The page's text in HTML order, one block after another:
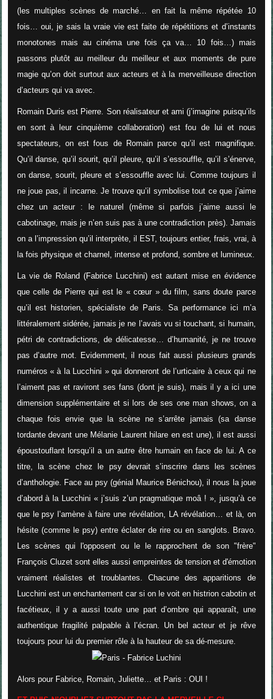
(les multiples scènes de marché… en fait la même répétée 10
fois… oui, je sais la vraie vie est faite de répétitions et d’instants
monotones mais au cinéma une fois ça va… 10 fois…) mais
passons plutôt au meilleur du meilleur et aux moments de pure
magie qu’on doit surtout aux acteurs et à la merveilleuse direction
d’acteurs qui va avec.
Romain Duris est Pierre. Son réalisateur et ami (j’imagine puisqu’ils
en sont à leur cinquième collaboration) est fou de lui et nous
spectateurs, on est fous de Romain parce qu’il est magnifique.
Qu’il danse, qu’il sourit, qu’il pleure, qu’il s’essouffle, qu’il s’énerve,
on danse, sourit, pleure et s’essouffle avec lui. Comme toujours il
ne joue pas, il incarne. Je trouve qu’il symbolise tout ce que j’aime
chez un acteur : le naturel (même si parfois j’aime aussi le
cabotinage, mais je n’en suis pas à une contradiction près). Jamais
on a l’impression qu’il interprète, il EST, toujours entier, frais, vrai, à
la fois physique et charnel, intense et profond, sombre et lumineux.
La vie de Roland (Fabrice Lucchini) est autant mise en évidence
que celle de Pierre qui est le « cœur » du film, sans doute parce
qu’il est historien, spécialiste de Paris. Sa performance ici m’a
littéralement sidérée, jamais je ne l’avais vu si touchant, si humain,
pétri de contradictions, de délicatesse… d’humanité, je ne trouve
pas d’autre mot. Evidemment, il nous fait aussi plusieurs grands
numéros « à la Lucchini » qui donneront de l’urticaire à ceux qui ne
l’aiment pas et raviront ses fans (dont je suis), mais il y a ici une
dimension supplémentaire et si lors de ses one man shows, on a
chaque fois envie que la scène ne s’arrête jamais (sa danse
tordante devant une Mélanie Laurent hilare en est une), il est aussi
époustouflant lorsqu’il a un autre être humain en face de lui. A ce
titre, la scène chez le psy devrait s’inscrire dans les scènes
d’anthologie. Face au psy (génial Maurice Bénichou), il nous la joue
d’abord à la Lucchini « j’suis z’un pragmatique moâ ! », jusqu’à ce
que le psy l’amène à faire une révélation, LA révélation… et là, on
hésite (comme le psy) entre éclater de rire ou en sanglots. Bravo.
Les scènes qui l'opposent ou le le rapprochent de son "frère"
François Cluzet sont elles aussi empreintes de tension et d'émotion
vraiment réalistes et troublantes. Chacune des apparitions de
Lucchini est un enchantement car si on le voit en histrion cabotin et
facétieux, il y a aussi toute une part d’ombre qui apparaît, une
authentique fragilité palpable à l’écran. Un bel acteur et je rêve
toujours pour lui du premier rôle à la hauteur de sa dé-mesure.
Alors pour Fabrice, Romain, Juliette… et Paris : OUI !